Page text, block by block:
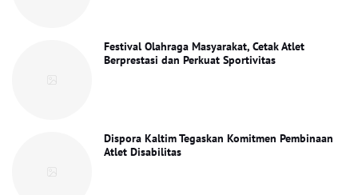
Festival Olahraga Masyarakat, Cetak Atlet
Berprestasi dan Perkuat Sportivitas
Dispora Kaltim Tegaskan Komitmen Pembinaan
Atlet Disabilitas